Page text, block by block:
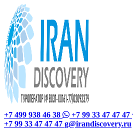
+7 499 938 46 38 +7 99 33 47 47 47
+7 99 33 47 47 47 g@irandiscovery.ru